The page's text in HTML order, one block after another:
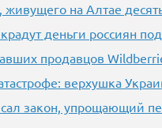
на Алтае
деньги россиян
продавцов
верхушка
закон, упрощающий